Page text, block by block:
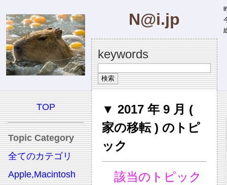
N@i.jp
keywords
TOP
Topic Category
全てのカテゴリ
Apple,Macintosh
▼ 2017 年 9 月 (
家の移転 ) のトピ
ック
該当のトピック